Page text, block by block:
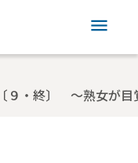
menu
・終〕 ～熟女が目